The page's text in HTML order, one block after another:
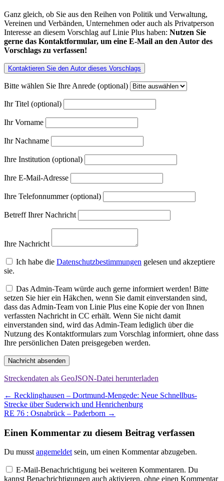
Ganz gleich, ob Sie aus den Reihen von Politik und Verwaltung,
Vereinen und Verbänden, Unternehmen oder auch als Privatperson
Interesse an diesem Vorschlag auf Linie Plus haben: Nutzen Sie
gerne das Kontaktformular, um eine E-Mail an den Autor des
Vorschlags zu verfassen!
Kontaktieren Sie den Autor dieses Vorschlags
Bitte wählen Sie Ihre Anrede (optional)
Ihr Titel (optional)
Ihr Vorname
Ihr Nachname
Ihre Institution (optional)
Ihre E-Mail-Adresse
Ihre Telefonnummer (optional)
Betreff Ihrer Nachricht
Ihre Nachricht
Ich habe die Datenschutzbestimmungen gelesen und akzeptiere
sie.
Das Admin-Team würde auch gerne informiert werden! Bitte
setzen Sie hier ein Häkchen, wenn Sie damit einverstanden sind,
dass das Admin-Team von Linie Plus eine Kopie der von Ihnen
verfassten Nachricht in CC erhält. Wenn Sie nicht damit
einverstanden sind, wird das Admin-Team lediglich über die
Nutzung des Kontaktformulars zum Vorschlag informiert, ohne dass
Ihre persönlichen Daten preisgegeben werden.
Nachricht absenden
Streckendaten als GeoJSON-Datei herunterladen
Beitragsnavigation
← Recklinghausen – Dortmund-Mengede: Neue Schnellbus-
Strecke über Suderwich und Henrichenburg
RE 76 : Osnabrück – Paderborn →
Einen Kommentar zu diesem Beitrag verfassen
Du musst angemeldet sein, um einen Kommentar abzugeben.
E-Mail-Benachrichtigung bei weiteren Kommentaren. Du
kannst Benachrichtigungen auch aktivieren, ohne einen Kommentar